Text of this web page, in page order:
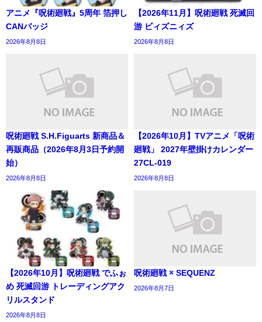
アニメ『呪術廻戦』5周年 箔押し
CANバッジ
2026年8月8日
【2026年11月】呪術廻戦 死滅回
游 ビィズニィズ
2026年8月8日
呪術廻戦 S.H.Figuarts 新商品＆
再販商品（2026年8月3日予約開
始）
2026年8月8日
【2026年10月】TVアニメ「呪術
廻戦」 2027年壁掛けカレンダー
27CL-019
2026年8月8日
【2026年10月】呪術廻戦 でふぉ
め 死滅回游 トレーディングアク
リルスタンド
2026年8月8日
呪術廻戦 × SEQUENZ
2026年8月7日